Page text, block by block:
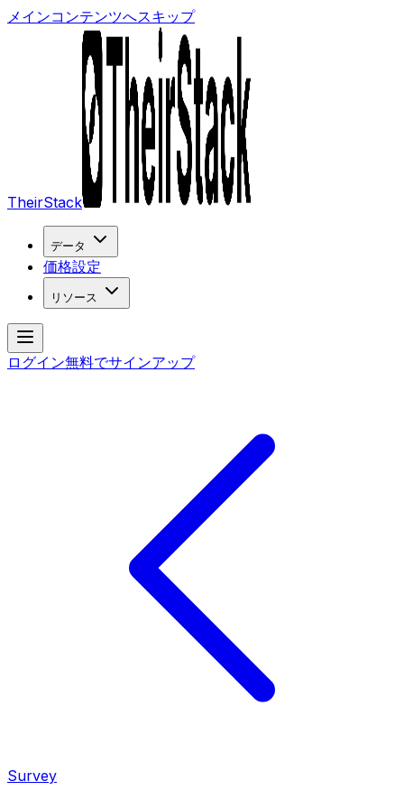
メインコンテンツへスキップ
TheirStack
データ
価格設定
リソース
ログイン無料でサインアップ
Survey